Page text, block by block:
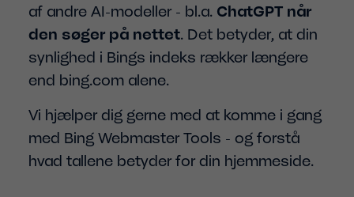
af andre AI-modeller - bl.a.ChatGPT når
den søger på nettet. Det betyder, at din
synlighed i Bings indeks rækker længere
end bing.com alene.
Vi hjælper dig gerne med at komme i gang
med Bing Webmaster Tools - og forstå
hvad tallene betyder for din hjemmeside.